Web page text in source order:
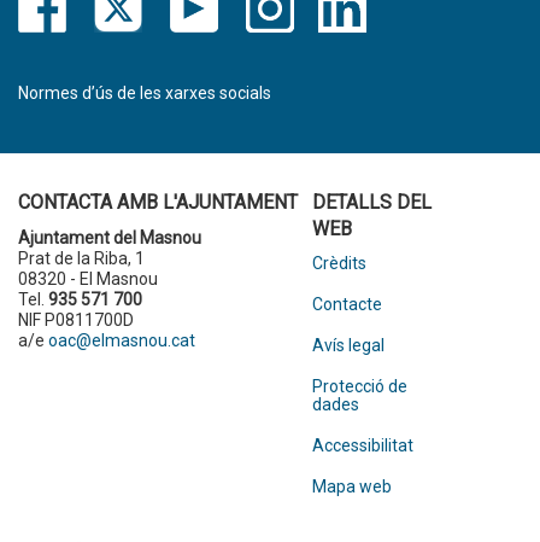
Normes d’ús de les xarxes socials
CONTACTA AMB L'AJUNTAMENT
Ajuntament del Masnou
Prat de la Riba, 1
08320 - El Masnou
Tel. 935 571 700
NIF P0811700D
a/e oac@elmasnou.cat
DETALLS DEL
WEB
Crèdits
Contacte
Avís legal
Protecció de
dades
Accessibilitat
Mapa web